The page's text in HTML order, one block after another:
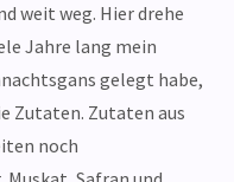
weit weg. Hier drehe
Jahre lang mein
gelegt habe,
Zutaten. Zutaten aus
noch